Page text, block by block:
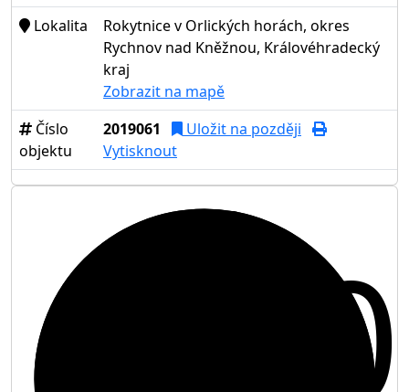
Lokalita
Rokytnice v Orlických horách, okres
Rychnov nad Kněžnou, Královéhradecký
kraj
Zobrazit na mapě
Číslo
objektu
2019061
Uložit na později
Vytisknout
10